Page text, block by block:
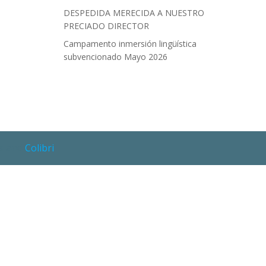
DESPEDIDA MERECIDA A NUESTRO
PRECIADO DIRECTOR
Campamento inmersión lingüística
subvencionado Mayo 2026
Colibri